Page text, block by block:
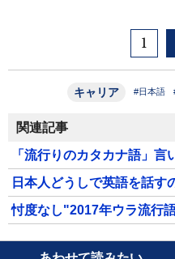
1
キャリア #日本語
関連記事
「流行りのカタカナ語」言
日本人どうしで英語を話す
忖度なし"2017年ウラ流行